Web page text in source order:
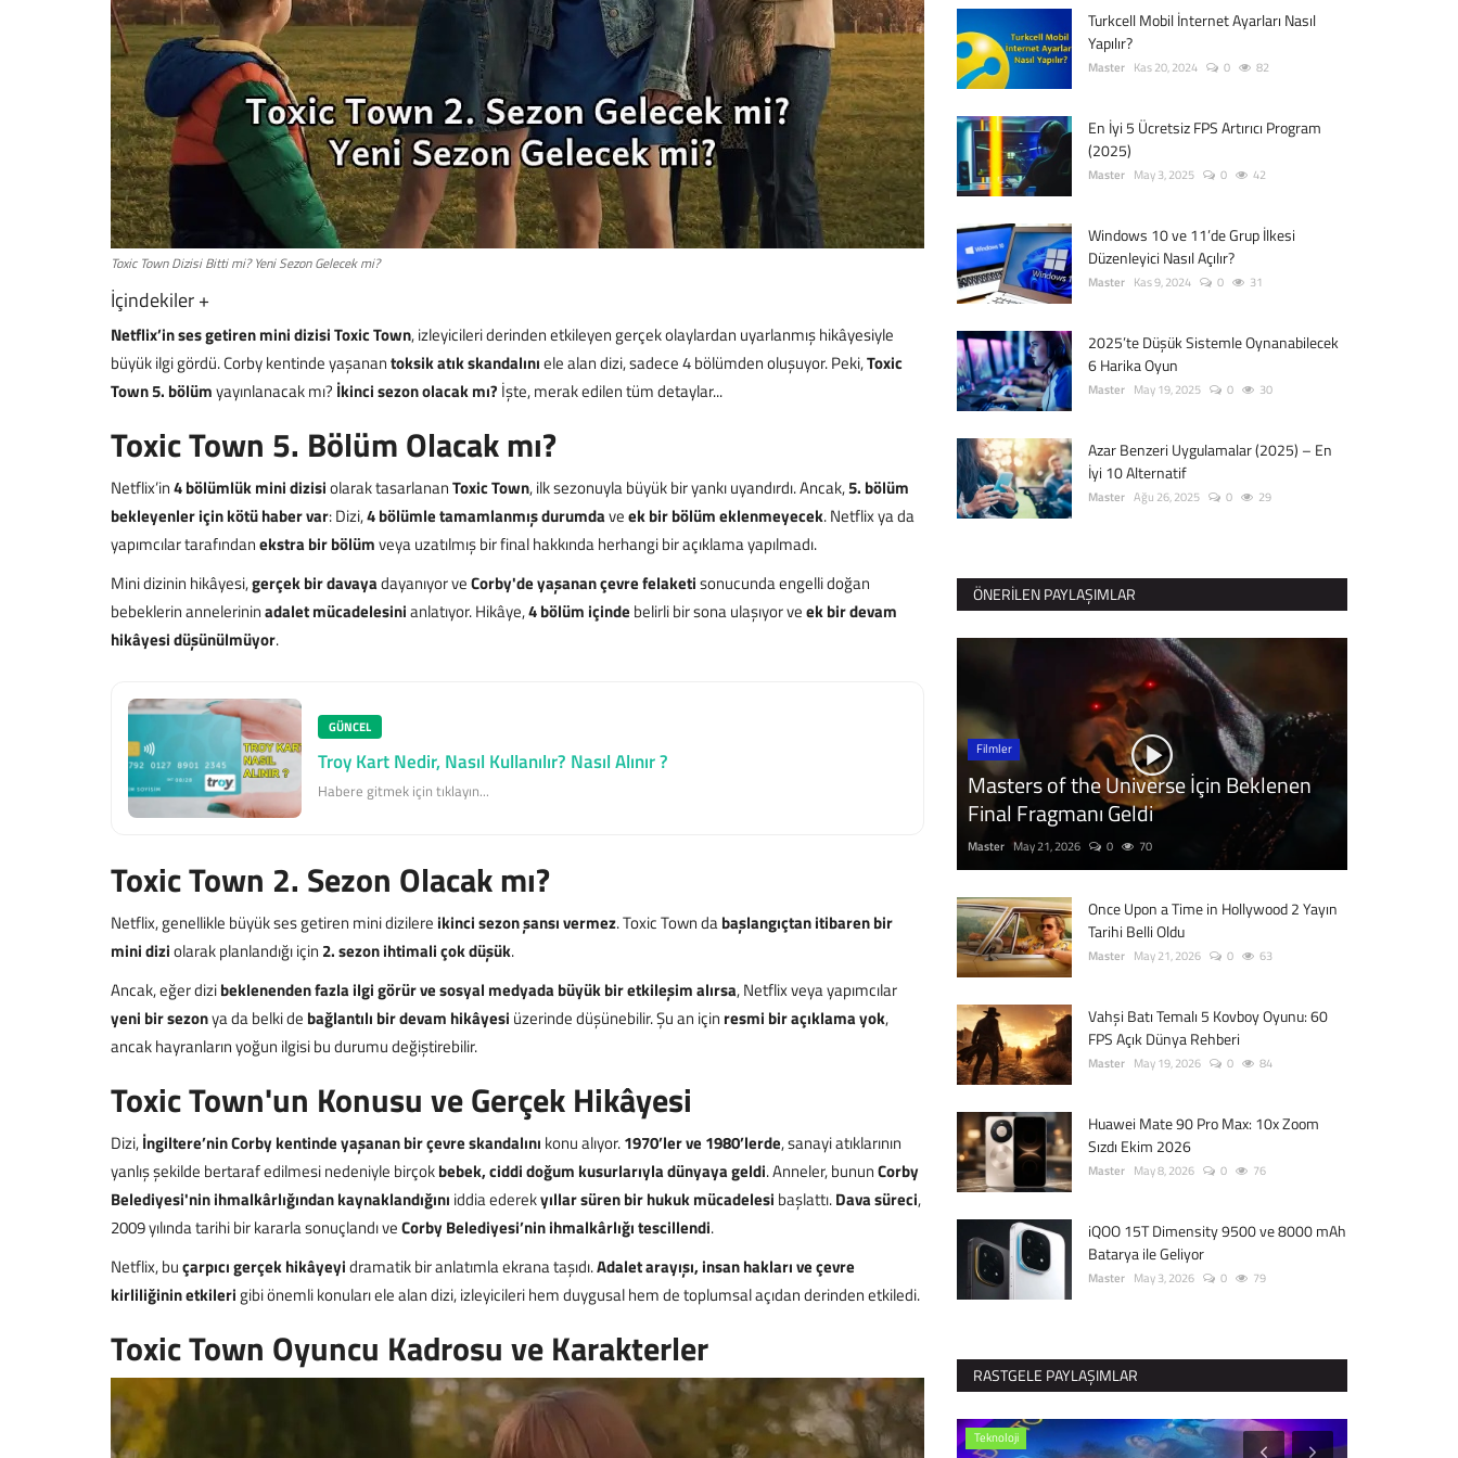
Toxic Town Dizisi Bitti mi? Yeni Sezon Gelecek mi?
İçindekiler+
Netflix’in ses getiren mini dizisi Toxic Town, izleyicileri derinden etkileyen gerçek olaylardan uyarlanmış hikâyesiyle
büyük ilgi gördü. Corby kentinde yaşanantoksik atık skandalınıele alan dizi, sadece 4 bölümden oluşuyor. Peki,Toxic
Town 5. bölümyayınlanacak mı? İkinci sezon olacak mı? İşte, merak edilen tüm detaylar...
Toxic Town 5. Bölüm Olacak mı?
Netflix’in4 bölümlük mini dizisiolarak tasarlananToxic Town, ilk sezonuyla büyük bir yankı uyandırdı. Ancak,5. bölüm
bekleyenler için kötü haber var: Dizi,4 bölümle tamamlanmış durumdaveek bir bölüm eklenmeyecek. Netflix ya da
yapımcılar tarafındanekstra bir bölümveya uzatılmış bir final hakkında herhangi bir açıklama yapılmadı.
Mini dizinin hikâyesi,gerçek bir davayadayanıyor veCorby'de yaşanan çevre felaketisonucunda engelli doğan
bebeklerin annelerininadalet mücadelesinianlatıyor. Hikâye,4 bölüm içinde belirli bir sona ulaşıyor veek bir devam
hikâyesi düşünülmüyor.
GÜNCEL
Troy Kart Nedir, Nasıl Kullanılır? Nasıl Alınır ?
Habere gitmek için tıklayın...
Toxic Town 2. Sezon Olacak mı?
Netflix, genellikle büyük ses getiren mini dizilere ikinci sezon şansı vermez. Toxic Town dabaşlangıçtan itibaren bir
mini diziolarak planlandığı için 2. sezon ihtimali çok düşük.
Ancak, eğer dizibeklenenden fazla ilgi görür ve sosyal medyada büyük bir etkileşim alırsa, Netflix veya yapımcılar
yeni bir sezonya da belki de bağlantılı bir devam hikâyesi üzerinde düşünebilir. Şu an için resmi bir açıklama yok,
ancak hayranların yoğun ilgisi bu durumu değiştirebilir.
Toxic Town'un Konusu ve Gerçek Hikâyesi
Dizi,İngiltere’nin Corby kentinde yaşanan bir çevre skandalını konu alıyor.1970’ler ve 1980’lerde, sanayi atıklarının
yanlış şekilde bertaraf edilmesi nedeniyle birçokbebek, ciddi doğum kusurlarıyla dünyaya geldi. Anneler, bununCorby
Belediyesi'nin ihmalkârlığından kaynaklandığını iddia ederekyıllar süren bir hukuk mücadelesi başlattı.Dava süreci,
2009 yılında tarihi bir kararla sonuçlandı veCorby Belediyesi’nin ihmalkârlığı tescillendi.
Netflix, buçarpıcı gerçek hikâyeyidramatik bir anlatımla ekrana taşıdı.Adalet arayışı, insan hakları ve çevre
kirliliğinin etkileri gibi önemli konuları ele alan dizi, izleyicileri hem duygusal hem de toplumsal açıdan derinden etkiledi.
Toxic Town Oyuncu Kadrosu ve Karakterler
Turkcell Mobil İnternet Ayarları Nasıl
Yapılır?
Master Kas 20, 2024 0 82
En İyi 5 Ücretsiz FPS Artırıcı Program
(2025)
Master May 3, 2025 0 42
Windows 10 ve 11’de Grup İlkesi
Düzenleyici Nasıl Açılır?
Master Kas 9, 2024 0 31
2025’te Düşük Sistemle Oynanabilecek
6 Harika Oyun
Master May 19, 2025 0 30
Azar Benzeri Uygulamalar (2025) – En
İyi 10 Alternatif
Master Ağu 26, 2025 0 29
ÖNERILEN PAYLAŞIMLAR
Filmler
Masters of the Universe İçin Beklenen
Final Fragmanı Geldi
Master May 21, 2026 0 70
Once Upon a Time in Hollywood 2 Yayın
Tarihi Belli Oldu
Master May 21, 2026 0 63
Vahşi Batı Temalı 5 Kovboy Oyunu: 60
FPS Açık Dünya Rehberi
Master May 19, 2026 0 84
Huawei Mate 90 Pro Max: 10x Zoom
Sızdı Ekim 2026
Master May 8, 2026 0 76
iQOO 15T Dimensity 9500 ve 8000 mAh
Batarya ile Geliyor
Master May 3, 2026 0 79
RASTGELE PAYLAŞIMLAR
Mobil Teknoloji